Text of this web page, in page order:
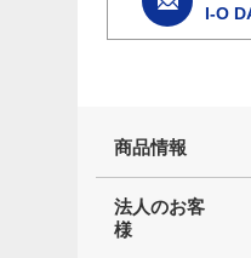
I-O
商品情報
法人のお客
様